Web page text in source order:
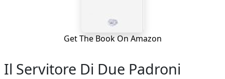
Get The Book On Amazon
Il Servitore Di Due Padroni